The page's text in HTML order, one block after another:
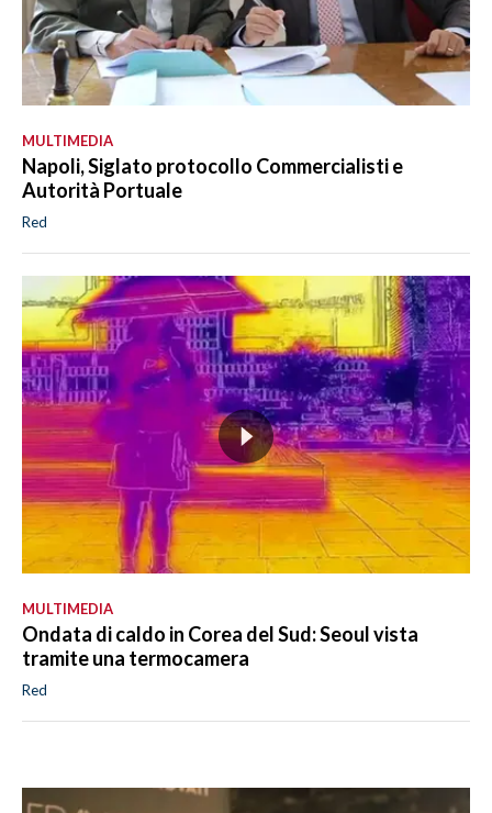
MULTIMEDIA
Napoli, Siglato protocollo Commercialisti e
Autorità Portuale
Red
MULTIMEDIA
Ondata di caldo in Corea del Sud: Seoul vista
tramite una termocamera
Red